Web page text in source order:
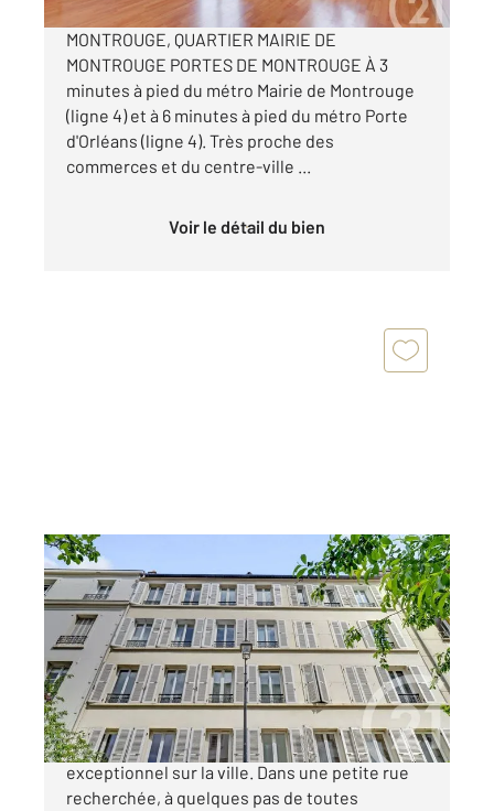
MONTROUGE, QUARTIER MAIRIE DE
MONTROUGE PORTES DE MONTROUGE À 3
minutes à pied du métro Mairie de Montrouge
(ligne 4) et à 6 minutes à pied du métro Porte
d'Orléans (ligne 4). Très proche des
commerces et du centre-ville ...
Voir le détail du bien
MONTROUGE 92
52,01 m 2, 3 pièces
Ref : 11078
Appartement F3 à vendre
379 000 €
MONTROUGE - Coeur de Ville. Emplacement
exceptionnel sur la ville. Dans une petite rue
recherchée, à quelques pas de toutes